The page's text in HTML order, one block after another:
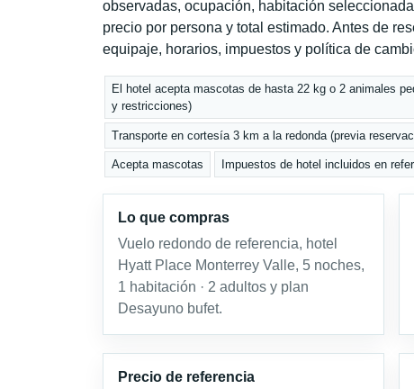
observadas, ocupación, habitación
precio por persona y total estimado. Antes de
equipaje, horarios, impuestos y política de
El hotel acepta mascotas de hasta 22 kg o 2 animales
y restricciones)
Transporte en cortesía 3 km a la redonda (previa
Acepta mascotas Impuestos de hotel incluidos en
Lo que compras
Vuelo redondo de referencia, hotel
Hyatt Place Monterrey Valle, 5 noches,
1 habitación · 2 adultos y plan
Desayuno bufet.
Precio de referencia